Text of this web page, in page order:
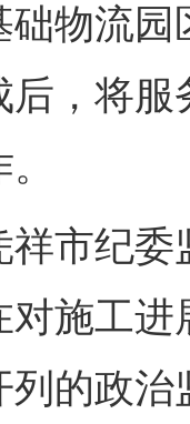
础物流
后，将
纪委
施工进
列的政